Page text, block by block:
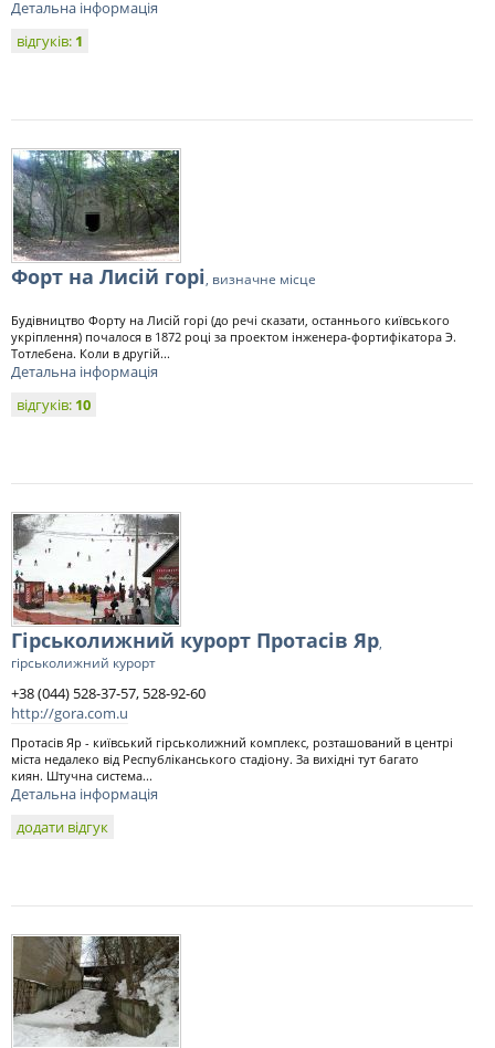
Детальна інформація
відгуків: 1
Форт на Лисій горі, визначне місце
Будівництво Форту на Лисій горі (до речі сказати, останнього київського
укріплення) почалося в 1872 році за проектом інженера-фортифікатора Э.
Тотлебена. Коли в другій...
Детальна інформація
відгуків: 10
Гірськолижний курорт Протасів Яр,
гірськолижний курорт
+38 (044) 528-37-57, 528-92-60
http://gora.com.u
Протасів Яр - київський гірськолижний комплекс, розташований в центрі
міста недалеко від Республіканського стадіону. За вихідні тут багато
киян. Штучна система...
Детальна інформація
додати відгук